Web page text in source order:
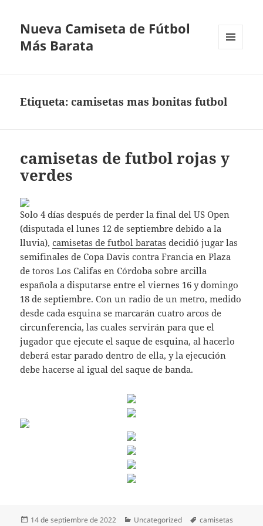
Nueva Camiseta de Fútbol
Más Barata
Etiqueta:camisetas mas bonitas futbol
camisetas de futbol rojas y
verdes
Solo 4 días después de perder la final del US Open
(disputada el lunes 12 de septiembre debido a la
lluvia),camisetas de futbol baratas decidió jugar las
semifinales de Copa Davis contra Francia en Plaza
de toros Los Califas en Córdoba sobre arcilla
española a disputarse entre el viernes 16 y domingo
18 de septiembre. Con un radio de un metro, medido
desde cada esquina se marcarán cuatro arcos de
circunferencia, las cuales servirán para que el
jugador que ejecute el saque de esquina, al hacerlo
deberá estar parado dentro de ella, y la ejecución
debe hacerse al igual del saque de banda.
Publicado
14 de septiembre de 2022 Categorías
Uncategorized Etiquetas
camisetas